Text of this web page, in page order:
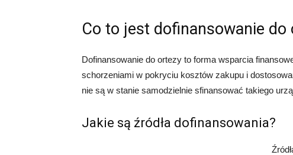
Co to jest dofinansowanie do
Dofinansowanie do ortezy to forma wsparcia
schorzeniami w pokryciu kosztów zakupu i
nie są w stanie samodzielnie sfinansować takiego
Jakie są źródła dofinansowania?